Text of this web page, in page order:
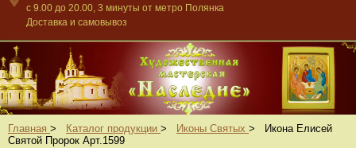
c 9.00 до 20.00, 3 минуты от метро Полянка
Доставка и самовывоз
Главная > Каталог продукции > Иконы Святых >
Икона Елисей
Святой Пророк Арт.1599